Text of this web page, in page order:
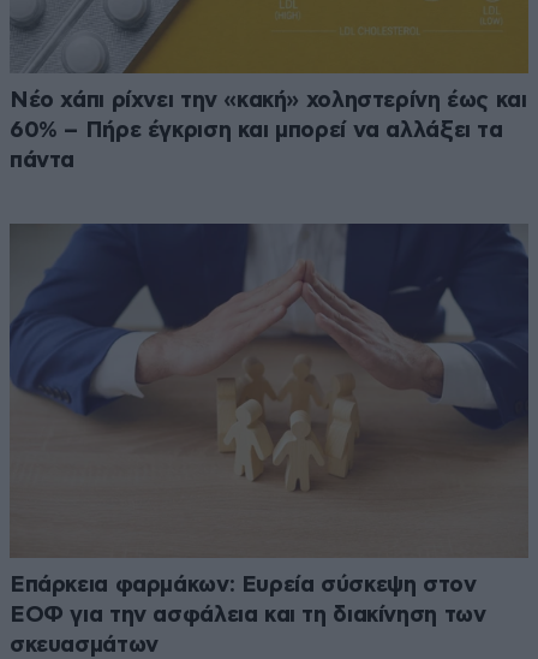
Νέο χάπι ρίχνει την «κακή» χοληστερίνη έως και
60% – Πήρε έγκριση και μπορεί να αλλάξει τα
πάντα
Επάρκεια φαρμάκων: Ευρεία σύσκεψη στον
ΕΟΦ για την ασφάλεια και τη διακίνηση των
σκευασμάτων